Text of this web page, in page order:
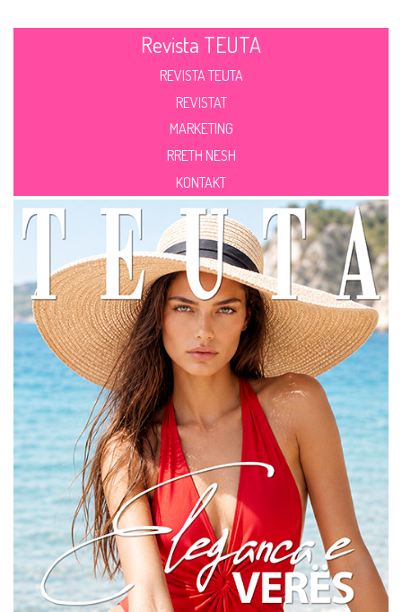
Revista TEUTA
REVISTA TEUTA
REVISTAT
MARKETING
RRETH NESH
KONTAKT